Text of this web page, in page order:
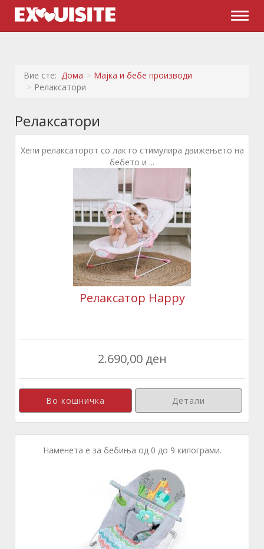
Вие сте: Дома
Мајка и бебе производи
Релаксатори
Релаксатори
Хепи релаксаторот со лак го стимулира движењето на
бебето и ...
Релаксатор Happy
2.690,00 ден
Детали
Наменета е за бебиња од 0 до 9 килограми.